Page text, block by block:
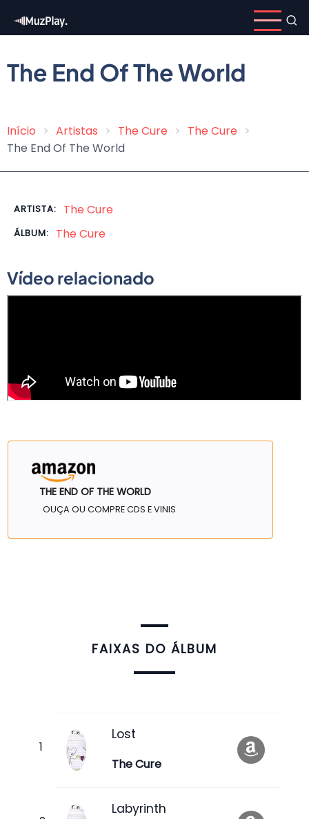
para
conteúdo
principal
The End Of The World
Trilha
Início Artistas The Cure
The Cure
The End Of The World
ARTISTA: The Cure
ÁLBUM: The Cure
Vídeo relacionado
THE END OF THE WORLD
OUÇA OU COMPRE CDS E VINIS
FAIXAS DO ÁLBUM
Lost
The Cure
Labyrinth